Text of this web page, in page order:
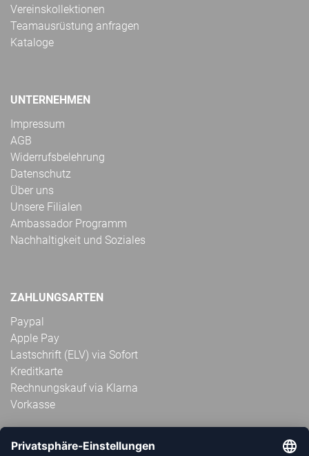
Vereinskollektionen
Teamausrüstung anfragen
Kataloge
UNTERNEHMEN
Impressum
AGB
Widerrufsbelehrung
Datenschutz
Über uns
Unsere Filialen
Ambassador Programm
Nachhaltigkeit und Soziales
ZAHLUNGSARTEN
Paypal
Apple Pay
Lastschrift (ELV) via Sofort
Kreditkarte
Rechnungskauf via Klarna
Vorkasse
ABONNIERE JETZT DEN KOSTENLOSEN